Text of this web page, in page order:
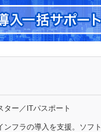
ター／ITパスポート
フラの導入を支援。ソフ